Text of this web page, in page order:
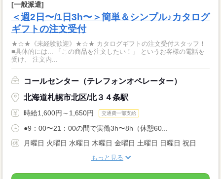
[一般派遣]
＜週2日〜/1日3h〜＞簡単＆シンプル♪カタログ
ギフトの注文受付
★☆★《未経験歓迎》★☆★ カタログギフトの注文受付スタッフ！
■具体的には... 「この商品を注文したい！」 というお客様の電話を
受け、 注文内...
コールセンター（テレフォンオペレーター）
北海道札幌市北区/北３４条駅
時給1,600円～1,650円 交通費一部支給
●9：00〜21：00の間で実働3h〜8h（休憩60...
月曜日 火曜日 水曜日 木曜日 金曜日 土曜日 日曜日 祝日
もっと見る